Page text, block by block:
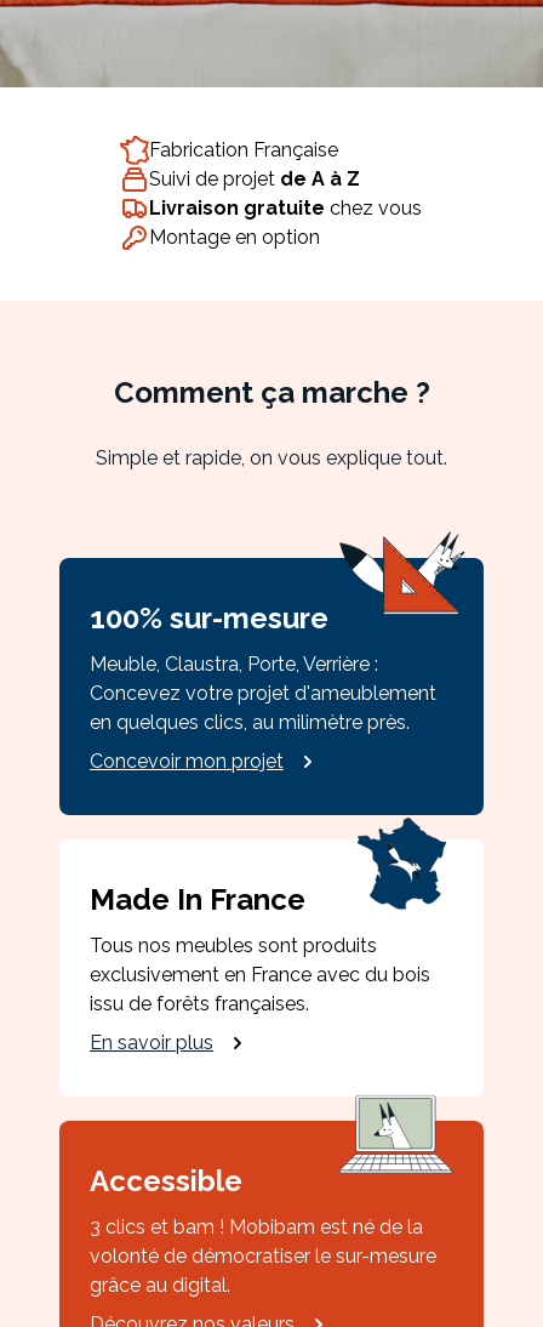
Fabrication Française
Suivi de projet de A à Z
Livraison gratuite chez vous
Montage en option
Comment ça marche ?
Simple et rapide, on vous explique tout.
100% sur-mesure
Meuble, Claustra, Porte, Verrière :
Concevez votre projet d'ameublement
en quelques clics, au milimètre près.
Concevoir mon projet
Made In France
Tous nos meubles sont produits
exclusivement en France avec du bois
issu de forêts françaises.
En savoir plus
Accessible
3 clics et bam ! Mobibam est né de la
volonté de démocratiser le sur-mesure
grâce au digital.